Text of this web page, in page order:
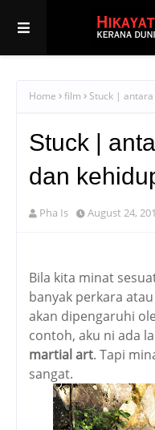
Home film Stuck |
Stuck |
dan
Pha Is August 24,
Bila kita minat
banyak perkara
akan dipengaruhi
contoh, aku ni ada
martial art. Tapi
sangat.